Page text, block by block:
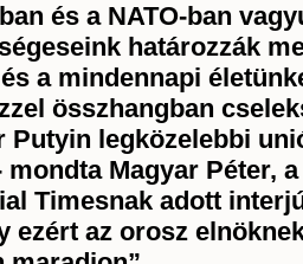
és a NATO-ban
határozzák
a mindennapi
összhangban
Putyin legközelebbi
mondta Magyar Péter,
Timesnak adott
ezért az orosz